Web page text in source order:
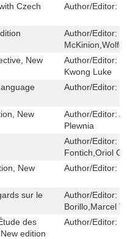
Czech
Author/Editor:
Author/Editor:
New
Author/Editor:
Kwong Luke
Author/Editor:
New
Author/Editor:
Plewnia
Author/Editor:
Fontich,Oriol
New
Author/Editor:
sur le
Author/Editor:
Borillo,Marcel
des
edition
Author/Editor: